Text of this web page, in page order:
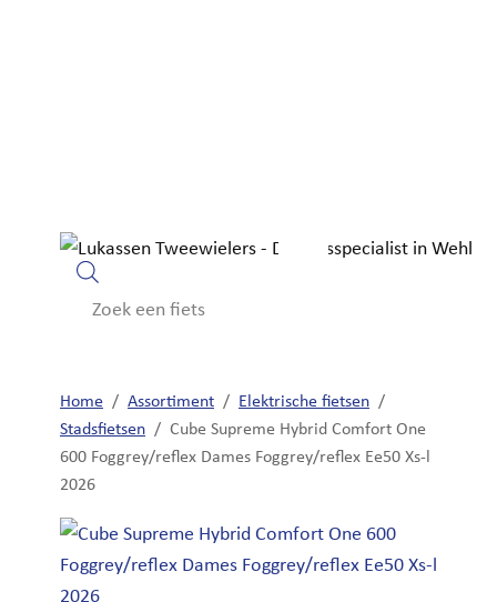
Producten
Home / Assortiment / Elektrische fietsen /
Stadsfietsen / Cube Supreme Hybrid Comfort One
600 Foggrey/reflex Dames Foggrey/reflex Ee50 Xs-l
2026